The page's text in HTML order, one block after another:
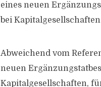
eines neuen
bei
Abweichend vom
neuen
Kapitalgesellschaften,